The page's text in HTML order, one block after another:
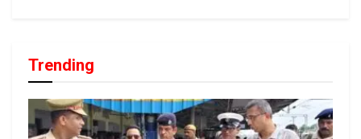
Trending